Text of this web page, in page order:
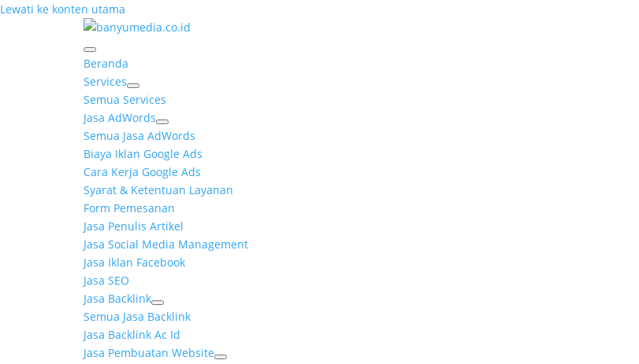
Lewati ke konten utama
Beranda
Services
Semua Services
Jasa AdWords
Semua Jasa AdWords
Biaya Iklan Google Ads
Cara Kerja Google Ads
Syarat & Ketentuan Layanan
Form Pemesanan
Jasa Penulis Artikel
Jasa Social Media Management
Jasa Iklan Facebook
Jasa SEO
Jasa Backlink
Semua Jasa Backlink
Jasa Backlink Ac Id
Jasa Pembuatan Website